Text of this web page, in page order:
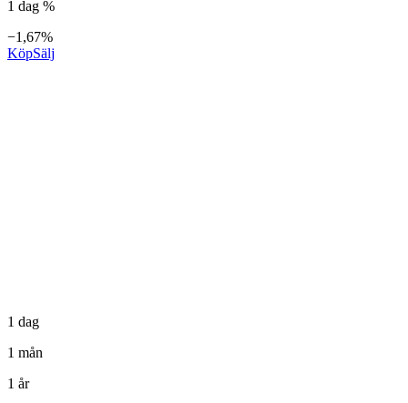
1 dag %
−1,67%
KöpSälj
1 dag
1 mån
1 år